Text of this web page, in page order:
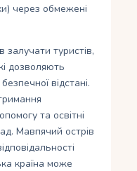
через обмежені
туристів,
дозволяють
відстані.
та освітні
Мавпячий острів
країна може